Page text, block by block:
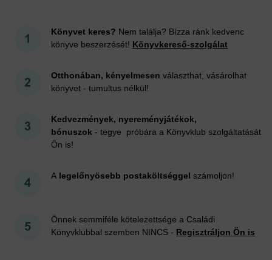
Könyvet keres? Nem találja? Bízza ránk kedvenc
könyve beszerzését! Könyvkereső-szolgálat
Otthonában, kényelmesen választhat, vásárolhat
könyvet - tumultus nélkül!
Kedvezmények, nyereményjátékok,
bónuszok - tegye próbára a Könyvklub szolgáltatását
Ön is!
A legelőnyösebb postaköltséggel számoljon!
Önnek semmiféle kötelezettsége a Családi
Könyvklubbal szemben NINCS - Regisztráljon Ön is